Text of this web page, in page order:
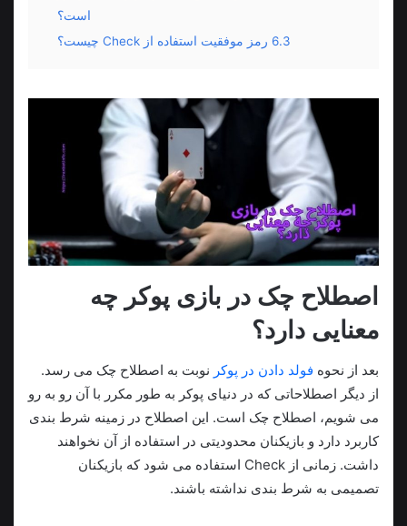
است؟
6.3 رمز موفقیت استفاده از Check چیست؟
اصطلاح چک در بازی پوکر چه
معنایی دارد؟
بعد از نحوه فولد دادن در پوکر نوبت به اصطلاح چک می رسد.
از دیگر اصطلاحاتی که در دنیای پوکر به طور مکرر با آن رو به رو
می شویم، اصطلاح چک است. این اصطلاح در زمینه شرط بندی
کاربرد دارد و بازیکنان محدودیتی در استفاده از آن نخواهند
داشت. زمانی از Check استفاده می شود که بازیکنان
تصمیمی به شرط بندی نداشته باشند.